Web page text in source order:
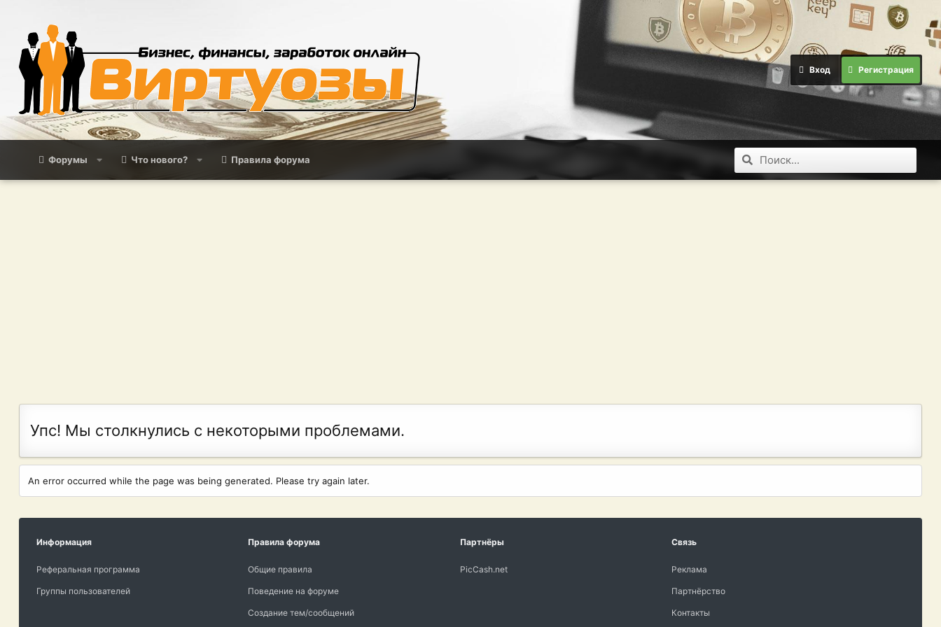
Вход Регистрация
Форумы Что нового? Правила форума
Упс! Мы столкнулись с некоторыми проблемами.
An error occurred while the page was being generated. Please try again later.
Информация
Реферальная программа
Группы пользователей
Правила форума
Общие правила
Поведение на форуме
Создание тем/сообщений
Партнёры
PicCash.net
Связь
Реклама
Партнёрство
Контакты